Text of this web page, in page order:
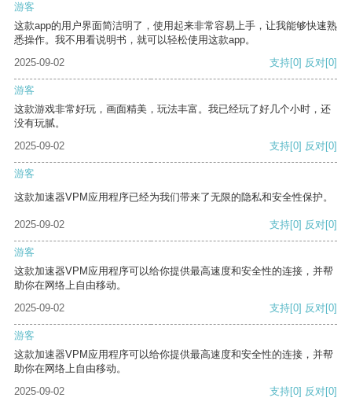
游客
这款app的用户界面简洁明了，使用起来非常容易上手，让我能够快速熟
悉操作。我不用看说明书，就可以轻松使用这款app。
2025-09-02
支持[0] 反对[0]
游客
这款游戏非常好玩，画面精美，玩法丰富。我已经玩了好几个小时，还
没有玩腻。
2025-09-02
支持[0] 反对[0]
游客
这款加速器VPM应用程序已经为我们带来了无限的隐私和安全性保护。
2025-09-02 支持[0] 反对[0]
游客
这款加速器VPM应用程序可以给你提供最高速度和安全性的连接，并帮
助你在网络上自由移动。
2025-09-02
支持[0] 反对[0]
游客
这款加速器VPM应用程序可以给你提供最高速度和安全性的连接，并帮
助你在网络上自由移动。
2025-09-02
支持[0] 反对[0]